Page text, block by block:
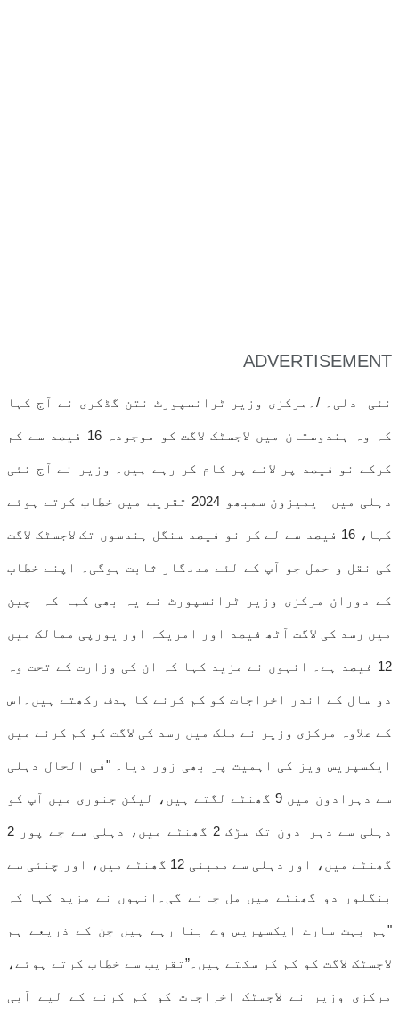
ADVERTISEMENT
نئی دلی۔ /۔مرکزی وزیر ٹرانسپورٹ نتن گڈکری نے آج کہا
کہ وہ ہندوستان میں لاجسٹک لاگت کو موجودہ 16 فیصد سے کم
کرکے نو فیصد پر لانے پر کام کر رہے ہیں۔ وزیر نے آج نئی
دہلی میں ایمیزون سمبھو 2024 تقریب میں خطاب کرتے ہوئے
کہا، 16 فیصد سے لے کر نو فیصد سنگل ہندسوں تک لاجسٹک لاگت
کی نقل و حمل جو آپ کے لئے مددگار ثابت ہوگی۔ اپنے خطاب
کے دوران مرکزی وزیر ٹرانسپورٹ نے یہ بھی کہا کہ چین
میں رسد کی لاگت آٹھ فیصد اور امریکہ اور یورپی ممالک میں
12 فیصد ہے۔ انہوں نے مزید کہا کہ ان کی وزارت کے تحت وہ
دو سال کے اندر اخراجات کو کم کرنے کا ہدف رکھتے ہیں۔اس
کے علاوہ مرکزی وزیر نے ملک میں رسد کی لاگت کو کم کرنے میں
ایکسپریس ویز کی اہمیت پر بھی زور دیا۔ "فی الحال دہلی
سے دہرادون میں 9 گھنٹے لگتے ہیں، لیکن جنوری میں آپ کو
دہلی سے دہرادون تک سڑک 2 گھنٹے میں، دہلی سے جے پور 2
گھنٹے میں، اور دہلی سے ممبئی 12 گھنٹے میں، اور چنئی سے
بنگلور دو گھنٹے میں مل جائے گی۔انہوں نے مزید کہا کہ
"ہم بہت سارے ایکسپریس وے بنا رہے ہیں جن کے ذریعے ہم
لاجسٹک لاگت کو کم کر سکتے ہیں۔”تقریب سے خطاب کرتے ہوئے،
مرکزی وزیر نے لاجسٹک اخراجات کو کم کرنے کے لیے آبی